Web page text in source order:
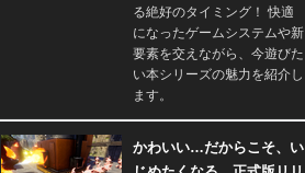
る絶好のタイミング！ 快適
になったゲームシステムや新
要素を交えながら、今遊びた
い本シリーズの魅力を紹介し
ます。
かわいい…だからこそ、い